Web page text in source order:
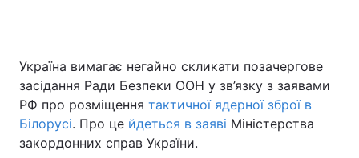
Економіка Світ
Спорт
Техно і зв'язок Лайт
Україна вимагає негайно скликати позачергове
засідання Ради Безпеки ООН у зв’язку з заявами
РФ про розміщення тактичної ядерної зброї в
Білорусі. Про це йдеться в заяві Міністерства
закордонних справ України.